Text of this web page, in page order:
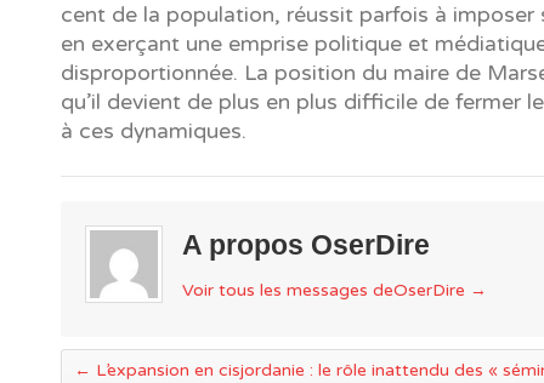
cent de la population, réussit parfois à imposer
en exerçant une emprise politique et
disproportionnée. La position du maire de
qu’il devient de plus en plus difficile de fermer
à ces dynamiques.
A propos OserDire
Voir tous les messages deOserDire →
← L’expansion en cisjordanie : le rôle inattendu des «